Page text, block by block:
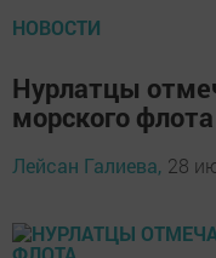
НОВОСТИ
Нурлатцы
морского флота
Лейсан Галиева, 28